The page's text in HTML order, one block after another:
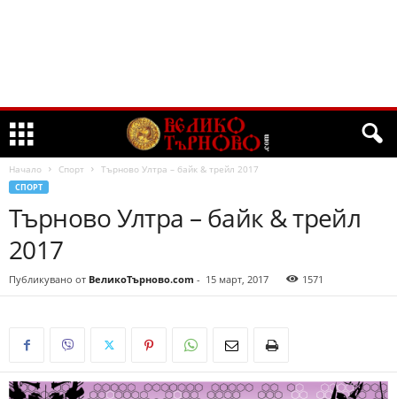
Начало Спорт Търново Ултра – байк & трейл 2017
СПОРТ
Търново Ултра – байк & трейл
2017
Публикувано от ВеликоТърново.com - 15 март, 2017 1571